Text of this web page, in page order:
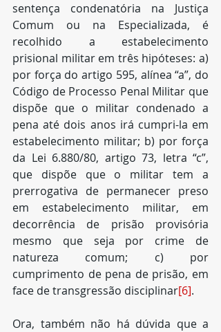
sentença condenatória na Justiça
Comum ou na Especializada, é
recolhido a estabelecimento
prisional militar em três hipóteses: a)
por força do artigo 595, alínea “a”, do
Código de Processo Penal Militar que
dispõe que o militar condenado a
pena até dois anos irá cumpri-la em
estabelecimento militar; b) por força
da Lei 6.880/80, artigo 73, letra “c”,
que dispõe que o militar tem a
prerrogativa de permanecer preso
em estabelecimento militar, em
decorrência de prisão provisória
mesmo que seja por crime de
natureza comum; c) por
cumprimento de pena de prisão, em
face de transgressão disciplinar[6].
Ora, também não há dúvida que a